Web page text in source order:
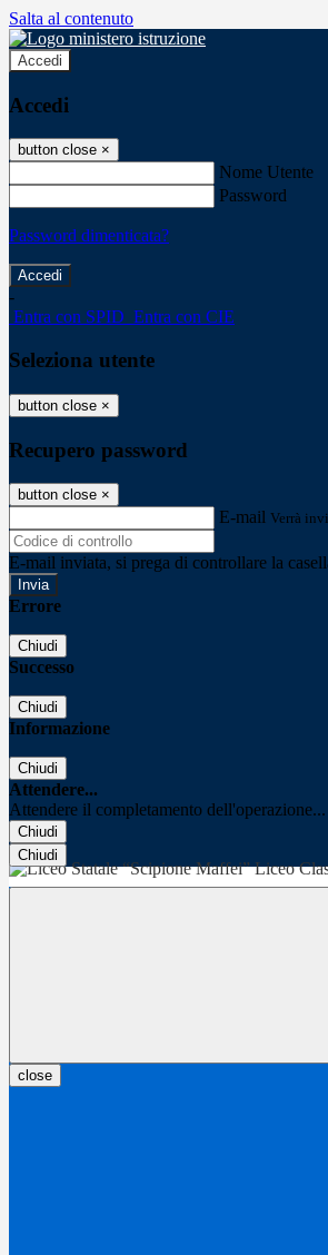
Salta al contenuto
Accedi
Accedi
button close ×
Nome Utente
Password
Password dimenticata?
-
Entra con SPID Entra con CIE
Seleziona utente
button close ×
Recupero password
button close ×
E-mail Verrà
E-mail inviata, si prega di controllare la
Errore
Chiudi
Successo
Chiudi
Informazione
Chiudi
Attendere...
Attendere il completamento dell'operazione...
Chiudi
Chiudi
close